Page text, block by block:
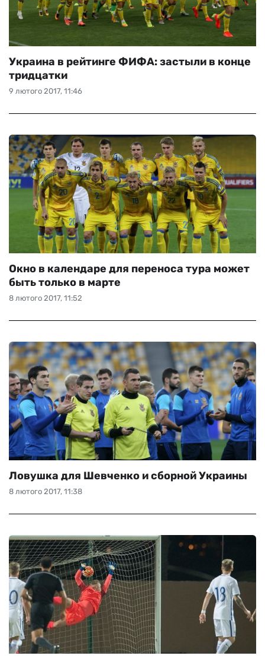
9 лютого 2017, 11:46
Украина в рейтинге ФИФА: застыли в конце
тридцатки
8 лютого 2017, 11:52
Окно в календаре для переноса тура может
быть только в марте
8 лютого 2017, 11:38
Ловушка для Шевченко и сборной Украины